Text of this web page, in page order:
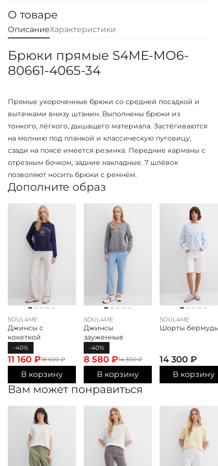
О товаре
ОписаниеХарактеристики
Брюки прямые S4ME-MO6-
80661-4065-34
Прямые укороченные брюки со средней посадкой и
вытачками внизу штанин. Выполнены брюки из
тонкого, лёгкого, дышащего материала. Застёгиваются
на молнию под планкой и классическую пуговицу,
сзади на поясе имеется резинка. Передние карманы с
отрезным бочком, задние накладные. 7 шлёвок
позволяют носить брюки с ремнём.
Дополните образ
SOUL4ME
Джинсы с
кокеткой
-40%
18 600₽
11 160 ₽
В корзину
SOUL4ME
Джинсы
зауженные
-40%
14 300₽
8 580 ₽
В корзину
SOUL4ME
Шорты
14 300 ₽
В корзину
Вам может понравиться